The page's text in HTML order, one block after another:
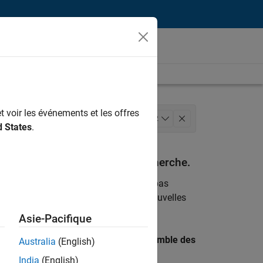
Équipe Business Model 2
à vos critères de recherche.
. Si malgré tout vous ne trouvez pas
pour vous tenir au courant des nouvelles
par lieu pour trouver l’ensemble des
voir les événements et les offres
States.
Asie-Pacifique
Australia (English)
India (English)